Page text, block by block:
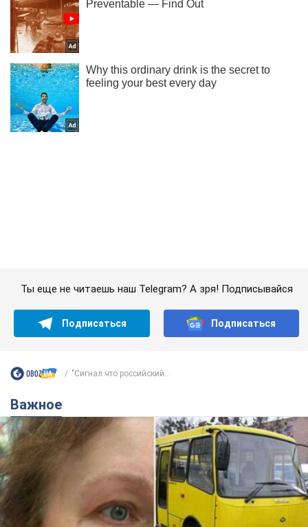
Во Львове женщина спровоцировала конфликт,
разговаривая на русском языке в маршрутке:
полиция составила административный
протокол. Видео
На место происшествия прибыли патрульные полицейские и
следственно-оперативная группа